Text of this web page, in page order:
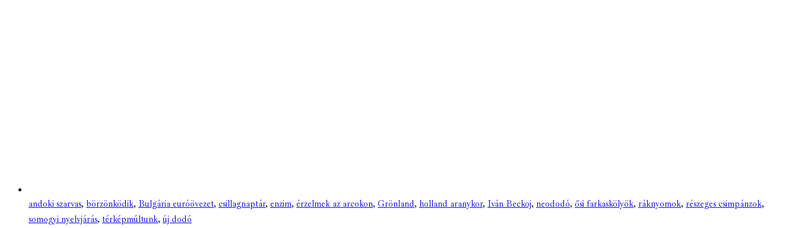
andoki szarvas, börzönködik, Bulgária euróövezet, csillagnaptár, enzim, érzelmek az arcokon, Grönland, holland aranykor, Iván Beckoj, neododó, ősi farkaskölyök, ráknyomok, részeges csimpánzok,
somogyi nyelvjárás, térképmúltunk, új dodó